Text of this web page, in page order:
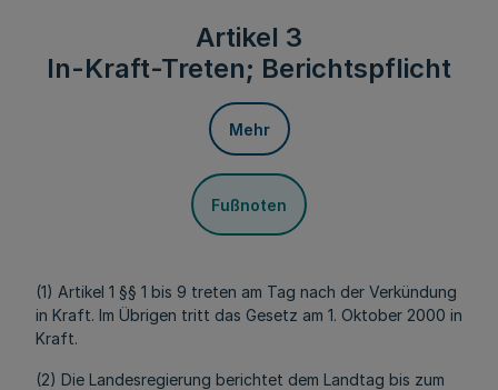
Artikel 3
In-Kraft-Treten; Berichtspflicht
Mehr
Fußnoten
(1) Artikel 1 §§ 1 bis 9 treten am Tag nach der Verkündung
in Kraft. Im Übrigen tritt das Gesetz am 1. Oktober 2000 in
Kraft.
(2) Die Landesregierung berichtet dem Landtag bis zum